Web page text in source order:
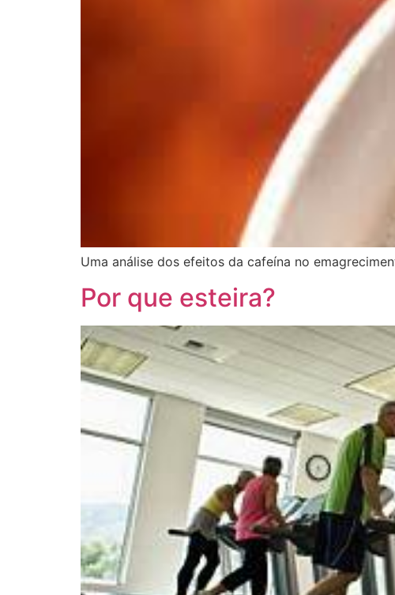
Uma análise dos efeitos da cafeína no
Por que esteira?